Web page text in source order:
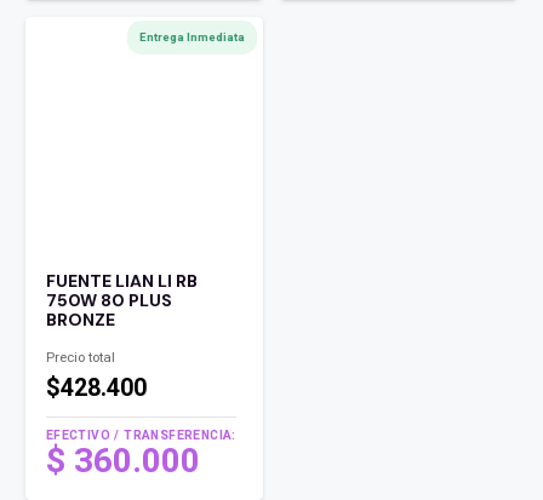
Entrega Inmediata
FUENTE LIAN LI RB
750W 80 PLUS
BRONZE
Precio total
$428.400
EFECTIVO / TRANSFERENCIA:
$ 360.000